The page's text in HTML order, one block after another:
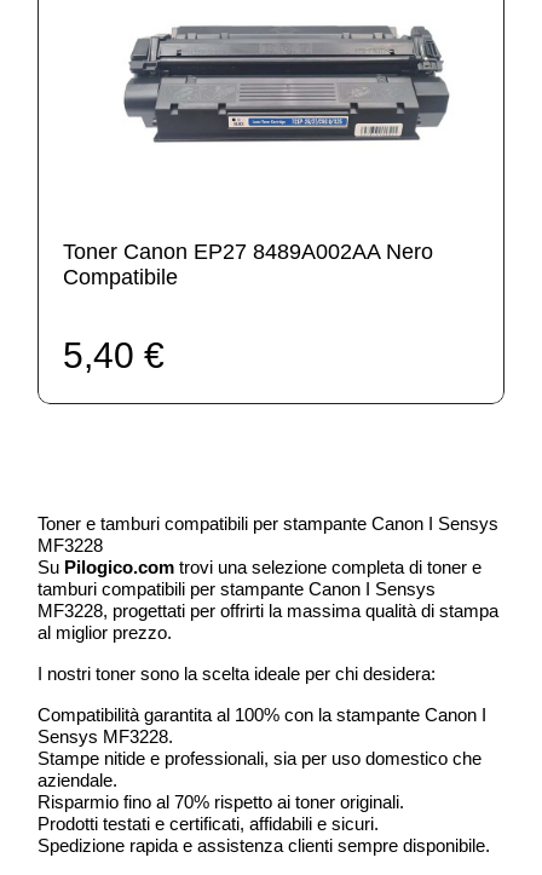
Toner Canon EP27 8489A002AA Nero
Compatibile
5,40 €
Toner e tamburi compatibili per stampante Canon I Sensys
MF3228
Su Pilogico.com trovi una selezione completa di toner e
tamburi compatibili per stampante Canon I Sensys
MF3228, progettati per offrirti la massima qualità di stampa
al miglior prezzo.
I nostri toner sono la scelta ideale per chi desidera:
Compatibilità garantita al 100% con la stampante Canon I
Sensys MF3228.
Stampe nitide e professionali, sia per uso domestico che
aziendale.
Risparmio fino al 70% rispetto ai toner originali.
Prodotti testati e certificati, affidabili e sicuri.
Spedizione rapida e assistenza clienti sempre disponibile.